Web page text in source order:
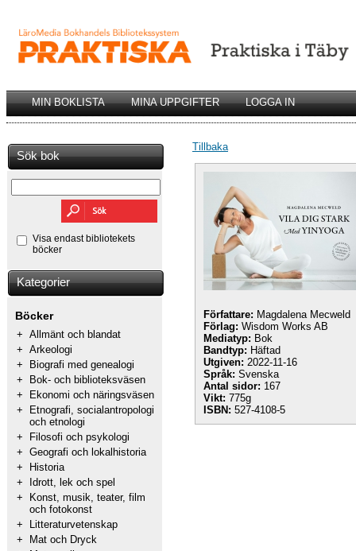
MIN BOKLISTA MINA UPPGIFTER LOGGA IN
Sök bok
Visa endast bibliotekets
böcker
Kategorier
Böcker
+ Allmänt och blandat
+ Arkeologi
+
Biografi med genealogi
+
Bok- och biblioteksväsen
+
Ekonomi och näringsväsen
+
Etnografi, socialantropologi
och etnologi
+
Filosofi och psykologi
+ Geografi och lokalhistoria
+
Historia
+
Idrott, lek och spel
+
Konst, musik, teater, film
och fotokonst
+
Litteraturvetenskap
+
Mat och Dryck
Tillbaka
Författare: Magdalena Mecweld
Förlag: Wisdom Works AB
Mediatyp: Bok
Bandtyp: Häftad
Utgiven: 2022-11-16
Språk: Svenska
Antal sidor: 167
Vikt: 775g
ISBN: 527-4108-5